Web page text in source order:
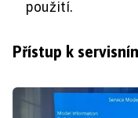
použití.
Přístup k